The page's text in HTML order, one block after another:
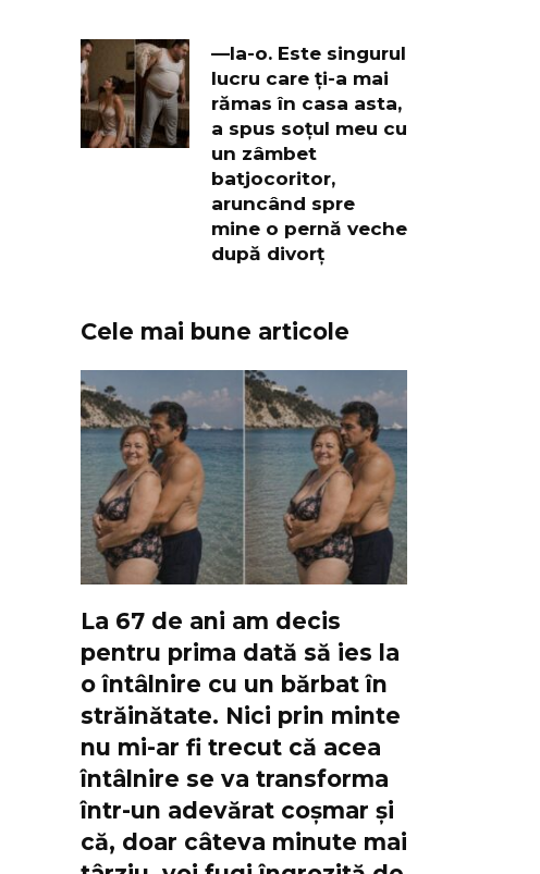
—Ia-o. Este singurul
lucru care ți-a mai
rămas în casa asta,
a spus soțul meu cu
un zâmbet
batjocoritor,
aruncând spre
mine o pernă veche
după divorț
Cele mai bune articole
La 67 de ani am decis
pentru prima dată să ies la
o întâlnire cu un bărbat în
străinătate. Nici prin minte
nu mi-ar fi trecut că acea
întâlnire se va transforma
într-un adevărat coșmar și
că, doar câteva minute mai